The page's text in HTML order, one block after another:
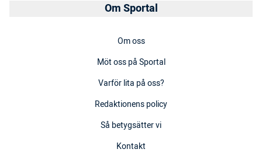
Om Sportal
Om oss
Möt oss på Sportal
Varför lita på oss?
Redaktionens policy
Så betygsätter vi
Kontakt